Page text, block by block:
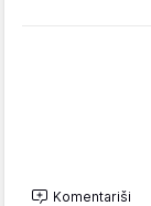
Komentariši